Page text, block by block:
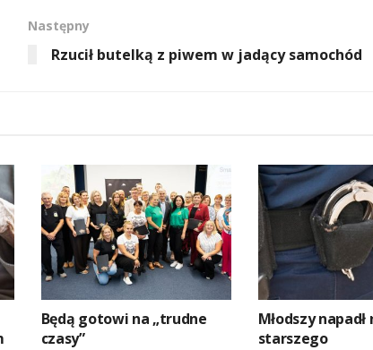
Następny
Rzucił butelką z piwem w jadący samochód
Będą gotowi na „trudne
czasy”
Młodszy napadł
starszego